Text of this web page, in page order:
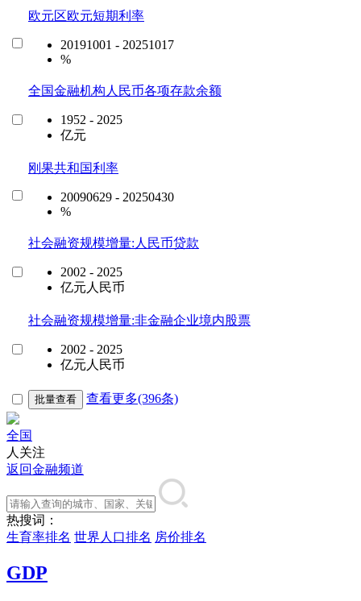
欧元区欧元短期利率
20191001 - 20251017
%
全国金融机构人民币各项存款余额
1952 - 2025
亿元
刚果共和国利率
20090629 - 20250430
%
社会融资规模增量:人民币贷款
2002 - 2025
亿元人民币
社会融资规模增量:非金融企业境内股票
2002 - 2025
亿元人民币
批量查看 查看更多(396条)
全国
人关注
返回金融频道
热搜词：
生育率排名 世界人口排名 房价排名
GDP